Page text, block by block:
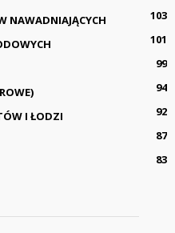
NAWADNIAJĄCYCH
103
101
99
94
I ŁODZI
92
87
83